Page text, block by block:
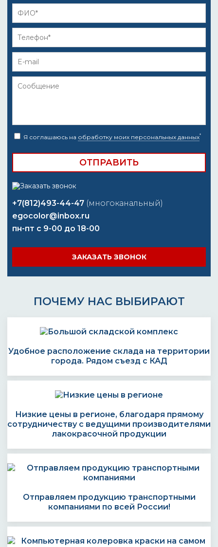
Я соглашаюсь на обработку моих персональных данных*
+7(812)493-44-47 (многоканальный)
egocolor@inbox.ru
пн-пт с 9-00 до 18-00
ЗАКАЗАТЬ ЗВОНОК
ПОЧЕМУ НАС ВЫБИРАЮТ
Удобное расположение склада на территории
города. Рядом съезд с КАД
Низкие цены в регионе, благодаря прямому
сотрудничеству с ведущими производителями
лакокрасочной продукции
Отправляем продукцию транспортными
компаниями по всей России!